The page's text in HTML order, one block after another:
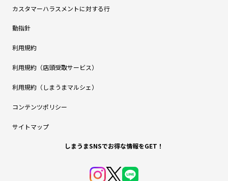
カスタマーハラスメントに対する行
動指針
利用規約
利用規約（店頭受取サービス）
利用規約（しまうまマルシェ）
コンテンツポリシー
サイトマップ
しまうまSNSでお得な情報をGET！